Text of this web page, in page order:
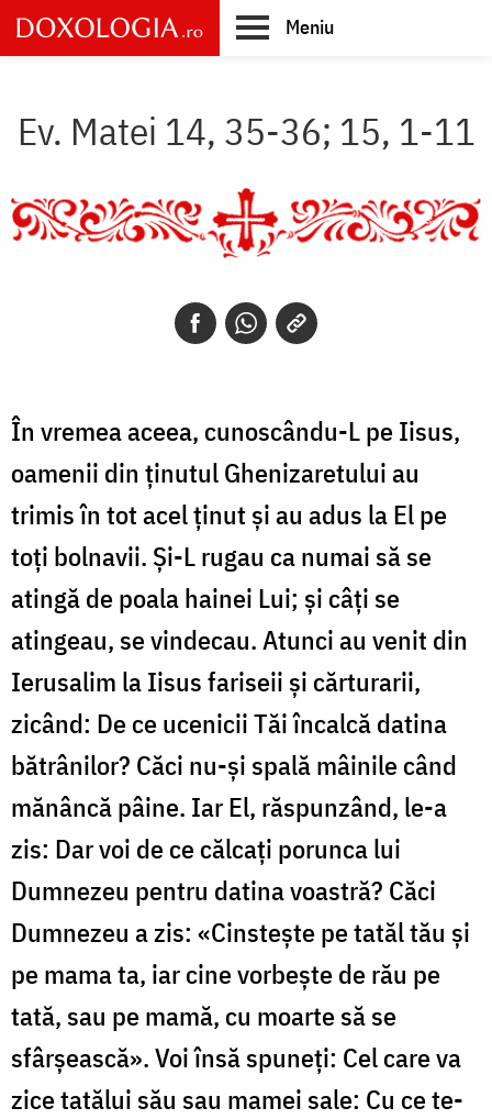
Skip
to
main
Meniu
Ev. Matei 14, 35-36; 15, 1-11
În vremea aceea, cunoscându-L pe Iisus,
oamenii din ținutul Ghenizaretului au
trimis în tot acel ținut și au adus la El pe
toți bolnavii. Și-L rugau ca numai să se
atingă de poala hainei Lui; și câți se
atingeau, se vindecau. Atunci au venit din
Ierusalim la Iisus fariseii și cărturarii,
zicând: De ce ucenicii Tăi încalcă datina
bătrânilor? Căci nu-și spală mâinile când
mănâncă pâine. Iar El, răspunzând, le-a
zis: Dar voi de ce călcați porunca lui
Dumnezeu pentru datina voastră? Căci
Dumnezeu a zis: «Cinstește pe tatăl tău și
pe mama ta, iar cine vorbește de rău pe
tată, sau pe mamă, cu moarte să se
sfârșească». Voi însă spuneți: Cel care va
zice tatălui său sau mamei sale: Cu ce te-